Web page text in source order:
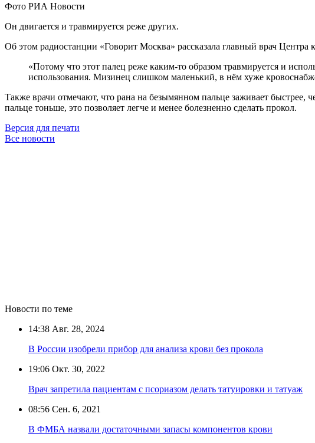
Фото РИА Новости
Он двигается и травмируется реже других.
Об этом радиостанции «Говорит Москва» рассказала главный врач
«Потому что этот палец реже каким-то образом травмируется и
использования. Мизинец слишком маленький, в нём хуже
Также врачи отмечают, что рана на безымянном пальце заживает
пальце тоньше, это позволяет легче и менее болезненно сделать прокол.
Версия для печати
Все новости
Новости по теме
14:38 Авг. 28, 2024
В России изобрели прибор для анализа крови без прокола
19:06 Окт. 30, 2022
Врач запретила пациентам с псориазом делать татуировки и татуаж
08:56 Сен. 6, 2021
В ФМБА назвали достаточными запасы компонентов крови